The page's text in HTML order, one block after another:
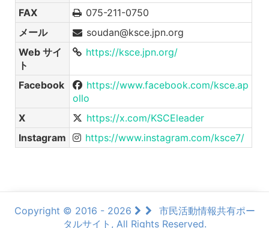
FAX
075-211-0750
メール
soudan@ksce.jpn.org
Web サイ
ト
https://ksce.jpn.org/
Facebook
https://www.facebook.com/ksce.ap
ollo
X
https://x.com/KSCEleader
Instagram
https://www.instagram.com/ksce7/
Copyright © 2016 - 2026
市民活動情報共有ポー
タルサイト, All Rights Reserved.